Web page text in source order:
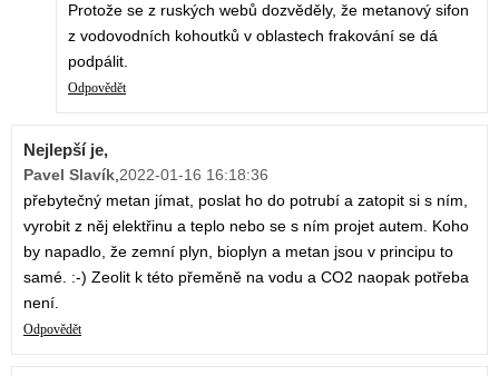
Protože se z ruských webů dozvěděly, že metanový sifon
z vodovodních kohoutků v oblastech frakování se dá
podpálit.
Odpovědět
Nejlepší je,
Pavel Slavík,2022-01-16 16:18:36
přebytečný metan jímat, poslat ho do potrubí a zatopit si s ním,
vyrobit z něj elektřinu a teplo nebo se s ním projet autem. Koho
by napadlo, že zemní plyn, bioplyn a metan jsou v principu to
samé. :-) Zeolit k této přeměně na vodu a CO2 naopak potřeba
není.
Odpovědět